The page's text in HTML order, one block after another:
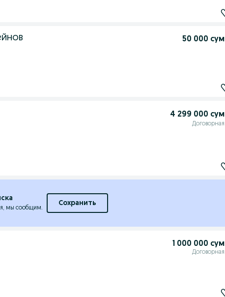
50 000 сум
4 299 000 сум
Договорная
мы сообщим.
Сохранить
1 000 000 сум
Договорная